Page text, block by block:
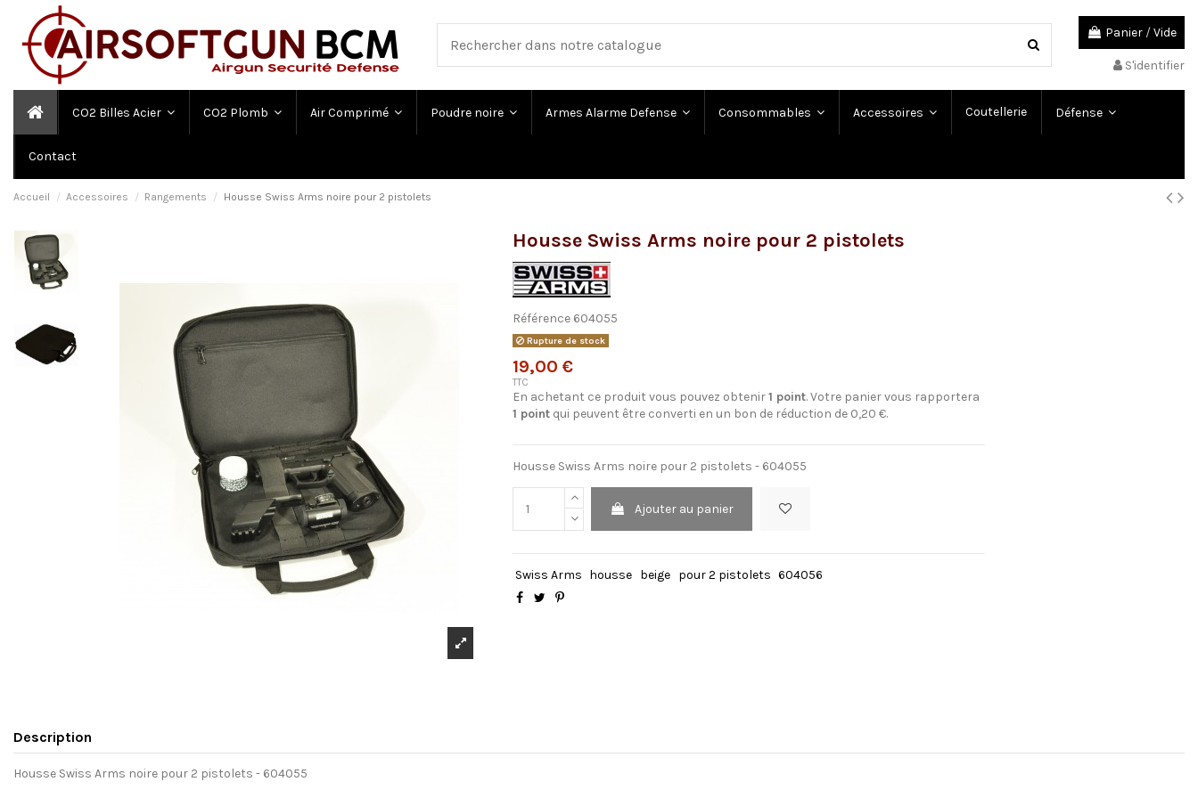
Panier /Vide
S'identifier
CO2 Billes Acier CO2 Plomb Air Comprimé Poudre noire Armes Alarme Defense Consommables Accessoires Coutellerie Défense
Contact
Accueil Accessoires Rangements Housse Swiss Arms noire pour 2 pistolets
Housse Swiss Arms noire pour 2 pistolets
Référence 604055
Rupture de stock
19,00 €
TTC
En achetant ce produit vous pouvez obtenir1 point. Votre panier vous rapportera
1 point qui peuvent être converti en un bon de réduction de 0,20 €.
Housse Swiss Arms noire pour 2 pistolets - 604055
Ajouter au panier
Swiss Arms housse beige pour 2 pistolets 604056
Description
Housse Swiss Arms noire pour 2 pistolets - 604055